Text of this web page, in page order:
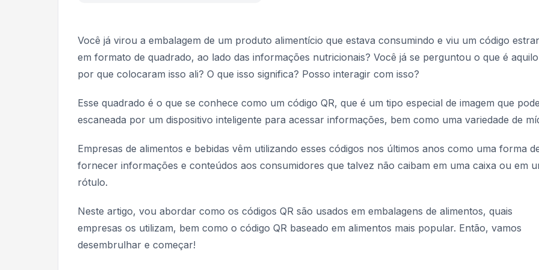
Você já virou a embalagem de um produto alimentício que estava consumindo e viu um código
em formato de quadrado, ao lado das informações nutricionais? Você já se perguntou o que é
por que colocaram isso ali? O que isso significa? Posso interagir com isso?
Esse quadrado é o que se conhece como um código QR, que é um tipo especial de imagem que
escaneada por um dispositivo inteligente para acessar informações, bem como uma variedade de
Empresas de alimentos e bebidas vêm utilizando esses códigos nos últimos anos como uma forma
fornecer informações e conteúdos aos consumidores que talvez não caibam em uma caixa ou em
rótulo.
Neste artigo, vou abordar como os códigos QR são usados em embalagens de alimentos, quais
empresas os utilizam, bem como o código QR baseado em alimentos mais popular. Então, vamos
desembrulhar e começar!